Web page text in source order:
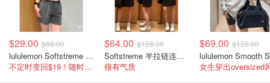
$29.00 $88.00
lululemon Softstreme 女士高腰短裤 10cm
不定时变回$19！随时点进来看
$64.00 $128.00
Softstreme 半拉链连衣裙
很有气质
$69.00 $128.00
女生穿出oversized